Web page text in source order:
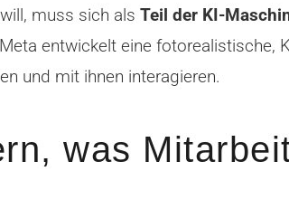
muss sich als Teil der KI-
entwickelt eine fotorealistische,
und mit ihnen interagieren.
was